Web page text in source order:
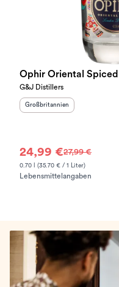
Ophir Oriental
G&J Distillers
Herkunftsland:
Großbritannien
24,99 €27,99 €
0.70 l (35.70 € / 1 Liter)
Lebensmittelangaben